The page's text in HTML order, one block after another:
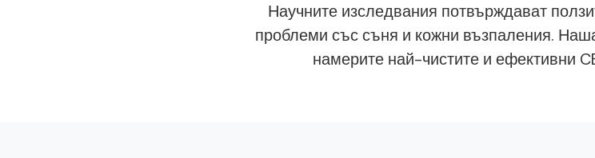
Научните изследвания потвърждават
проблеми със съня и кожни възпаления.
намерите най-чистите и ефективни